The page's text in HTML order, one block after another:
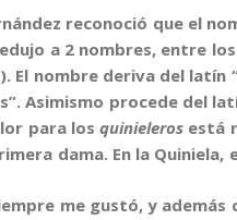
reconoció que el
a 2 nombres, entre
El nombre deriva del latín
Asimismo procede del
para losquinieleros está
dama. En la Quiniela,
me gustó, y